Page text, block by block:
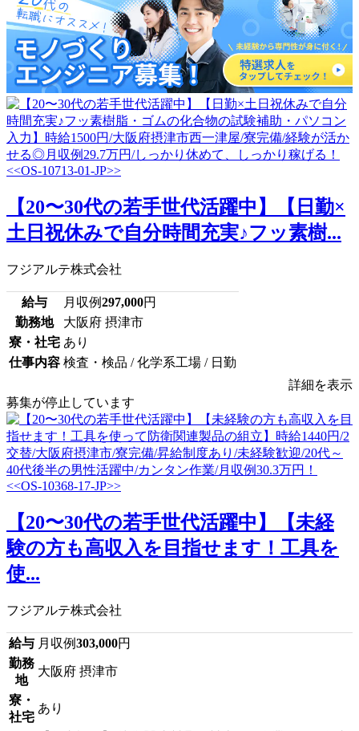
【20〜30代の若手世代活躍中】【日勤×
土日祝休みで自分時間充実♪フッ素樹...
フジアルテ株式会社
給与 月収例297,000円
勤務地
大阪府 摂津市
寮・社宅 あり
仕事内容 検査・検品 / 化学系工場 / 日勤
詳細を表示
募集が停止しています
【20〜30代の若手世代活躍中】【未経
験の方も高収入を目指せます！工具を
使...
フジアルテ株式会社
給与 月収例303,000円
勤務
地
大阪府 摂津市
寮・
社宅
あり